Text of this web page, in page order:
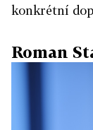
konkrétní
Roman